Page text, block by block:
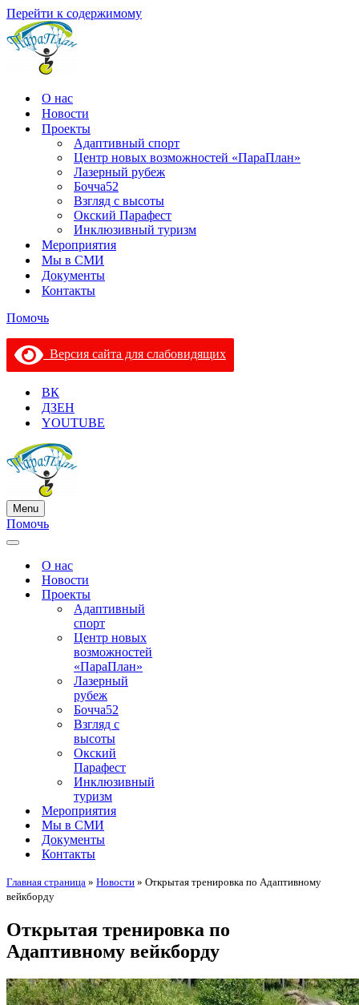
Перейти к содержимому
О нас
Новости
Проекты
Адаптивный спорт
Центр новых возможностей «ПараПлан»
Лазерный рубеж
Бочча52
Взгляд с высоты
Окский Парафест
Инклюзивный туризм
Мероприятия
Мы в СМИ
Документы
Контакты
Помочь
Версия сайта для слабовидящих
ВК
ДЗЕН
YOUTUBE
Menu
Меню
навигации
Помочь
Меню
навигацииО нас
Новости
Проекты
Адаптивный
спорт
Центр новых
возможностей
«ПараПлан»
Лазерный
рубеж
Бочча52
Взгляд с
высоты
Окский
Парафест
Инклюзивный
туризм
Мероприятия
Мы в СМИ
Документы
Контакты
Главная страница » Новости » Открытая тренировка по Адаптивному
вейкборду
Открытая тренировка по
Адаптивному вейкборду